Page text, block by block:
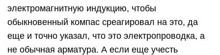
электромагнитную индукцию, чтобы
обыкновенный компас среагировал на это, да
еще и точно указал, что это электропроводка, а
не обычная арматура. А если еще учесть